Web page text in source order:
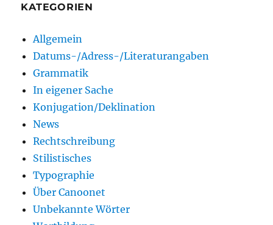
KATEGORIEN
Allgemein
Datums-/Adress-/Literaturangaben
Grammatik
In eigener Sache
Konjugation/Deklination
News
Rechtschreibung
Stilistisches
Typographie
Über Canoonet
Unbekannte Wörter